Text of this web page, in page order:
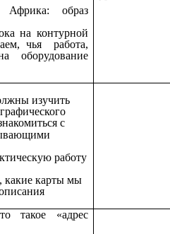
образ
на контурной
чья работа,
оборудование
изучить
с
работу
какие карты мы
такое «адрес